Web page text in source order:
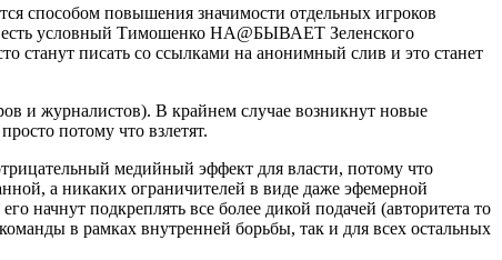
способом повышения значимости отдельных игроков
есть условный Тимошенко НА@БЫВАЕТ Зеленского
станут писать со ссылками на анонимный слив и это станет
и журналистов). В крайнем случае возникнут новые
потому что взлетят.
медийный эффект для власти, потому что
а никаких ограничителей в виде даже эфемерной
начнут подкреплять все более дикой подачей (авторитета то
в рамках внутренней борьбы, так и для всех остальных